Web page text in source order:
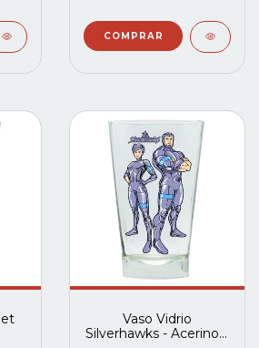
Vaso Vidrio
Silverhawks - Acerino y